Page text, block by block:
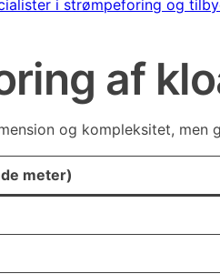
i strømpeforing og
af
og kompleksitet, men
meter)